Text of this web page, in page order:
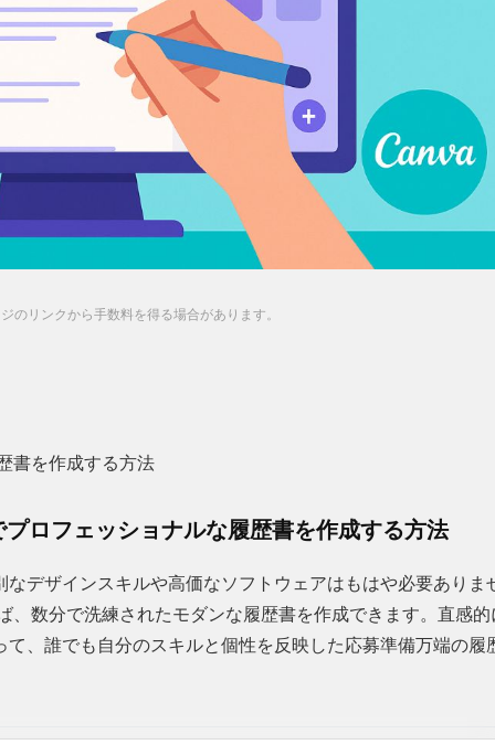
のリンクから手数料を得る場合があります。
書を作成する方法
ロフェッショナルな履歴書を作成する方法
デザインスキルや高価なソフトウェアはもはや必要ありま
数分で洗練されたモダンな履歴書を作成できます。直感的
、誰でも自分のスキルと個性を反映した応募準備万端の履